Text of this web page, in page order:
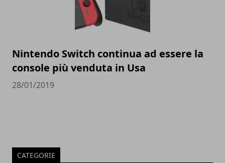
Nintendo Switch continua ad essere la
console più venduta in Usa
28/01/2019
CATEGORIE